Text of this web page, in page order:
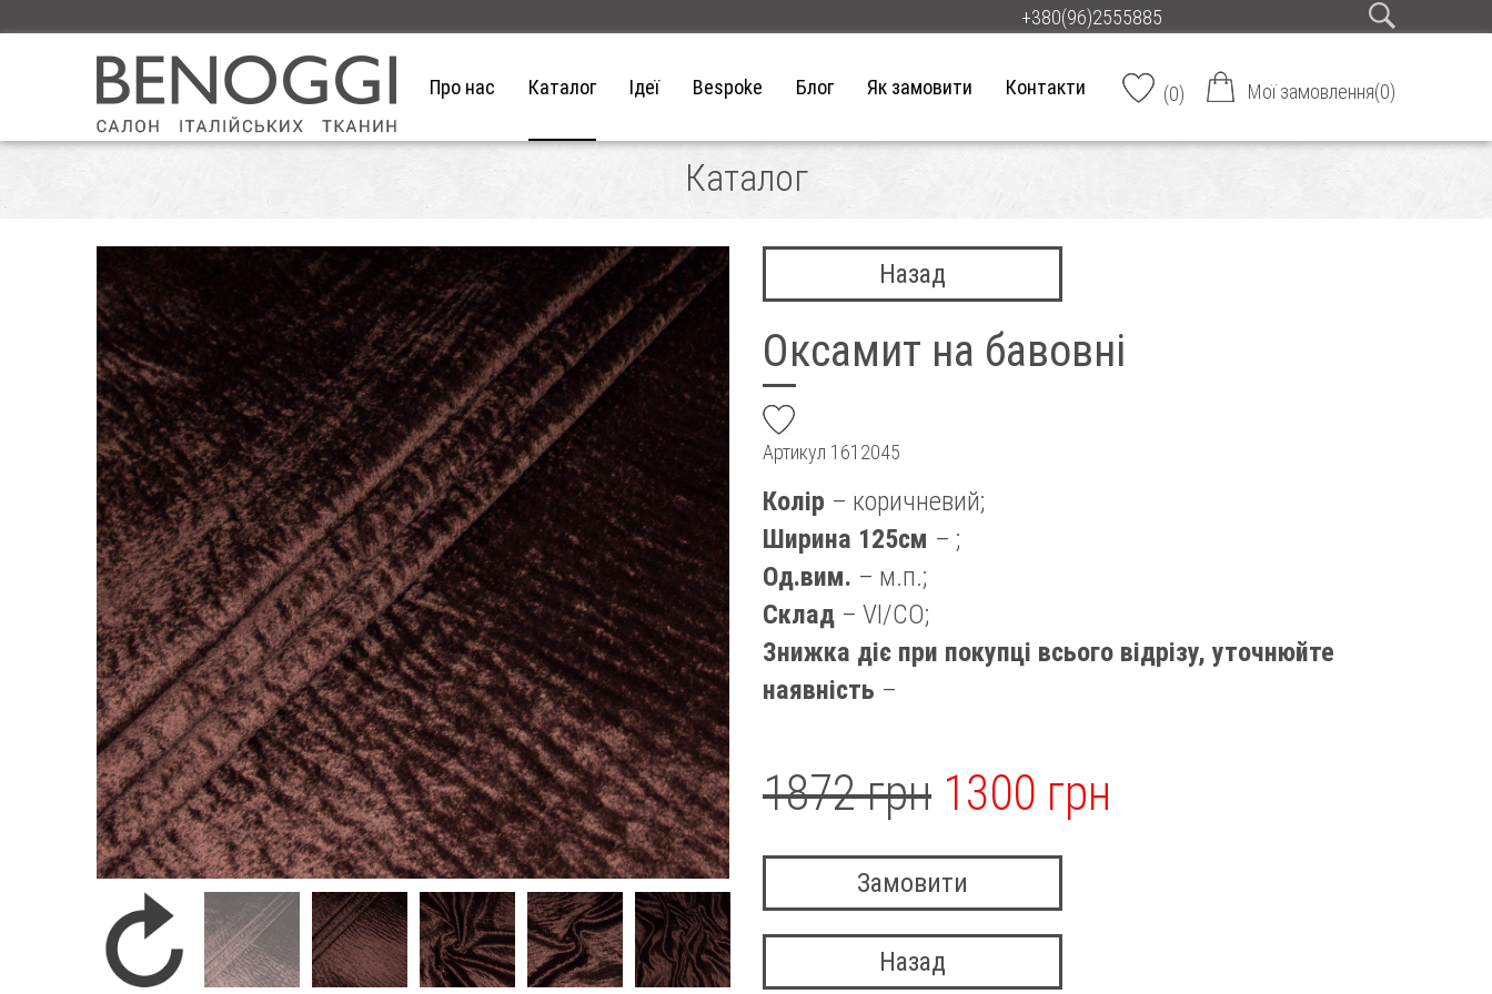
+380(96)2555885
Про нас Каталог Ідеї Bespoke Блог Як замовити Контакти (0) Мої замовлення(0)
Каталог
Назад
Оксамит на бавовні
Артикул 1612045
Колір – коричневий;
Ширина 125см – ;
Од.вим. – м.п.;
Склад – VI/CO;
Знижка діє при покупці всього відрізу, уточнюйте
наявність –
1872 грн 1300 грн
Замовити
Назад